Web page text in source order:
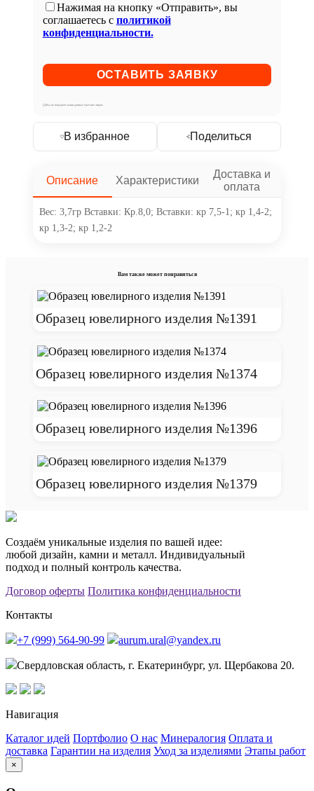
Нажимая на кнопку «Отправить», вы
соглашаетесь с политикой
конфиденциальности.
Мы не передаём ваши данные третьим лицам
В избранное Поделиться
Описание Характеристики
Доставка и
оплата
Вес: 3,7гр Вставки: Кр.8,0; Вставки: кр 7,5-1; кр 1,4-2;
кр 1,3-2; кр 1,2-2
Вам также может понравиться
Образец ювелирного изделия №1391
Образец ювелирного изделия №1374
Образец ювелирного изделия №1396
Образец ювелирного изделия №1379
Создаём уникальные изделия по вашей идее:
любой дизайн, камни и металл. Индивидуальный
подход и полный контроль качества.
Договор оферты Политика конфиденциальности
Контакты
+7 (999) 564-90-99 aurum.ural@yandex.ru
Свердловская область, г. Екатеринбург, ул. Щербакова 20.
Навигация
Каталог идей Портфолио О нас Минералогия Оплата и
доставка Гарантии на изделия Уход за изделиями Этапы работ
×